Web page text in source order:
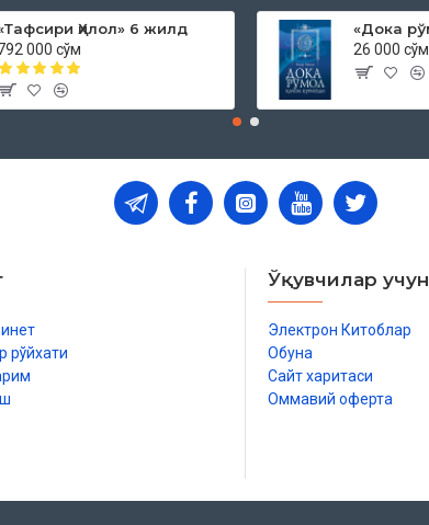
Ҳилол» 6 жилд
000 сўм
26 000 сўм
рўйхати
Ўқувчилар учун
Электрон Китоблар
Обуна
Сайт харитаси
Оммавий оферта